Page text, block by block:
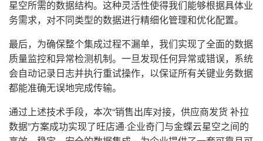
星空所需的数据结构。这种灵活性使得我们能够根据具体业
务需求，对不同类型的数据进行精细化管理和优化配置。
最后，为确保整个集成过程不漏单，我们实现了全面的数据
质量监控和异常检测机制。一旦发现任何异常或错误，系统
会自动记录日志并执行重试操作，以保证所有关键业务数据
都能准确无误地完成传输。
通过上述技术手段，本次“销售出库对接，供应商发货 补拉
数据”方案成功实现了旺店通·企业奇门与金蝶云星空之间的